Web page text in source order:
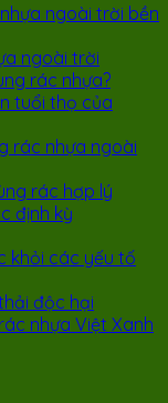
ngoài trời bền
ngoài trời
rác nhựa?
tuổi thọ của
rác nhựa ngoài
rác hợp lý
định kỳ
khỏi các yếu tố
độc hại
nhựa Việt Xanh